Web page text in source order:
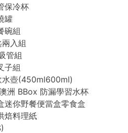
保冷杯
罐
碗組
入組
管組
子組
水壺(450ml600ml)
洲 BBox 防漏學習水杯
迷你野餐便當盒零食盒
焙料理紙